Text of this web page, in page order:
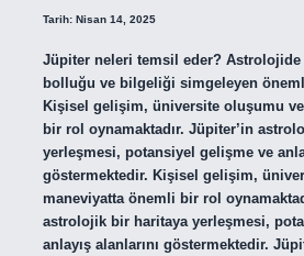
Tarih: Nisan 14, 2025
Jüpiter neleri temsil eder? Astrolojide
bolluğu ve bilgeliği simgeleyen
Kişisel gelişim, üniversite oluşumu
bir rol oynamaktadır. Jüpiter’in
yerleşmesi, potansiyel gelişme ve
göstermektedir. Kişisel gelişim,
maneviyatta önemli bir rol
astrolojik bir haritaya yerleşmesi,
anlayış alanlarını göstermektedir.